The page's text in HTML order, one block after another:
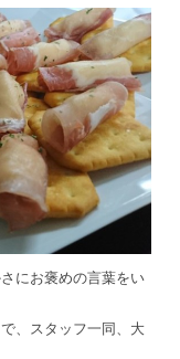
にお褒めの言葉をい
、スタッフ一同、大